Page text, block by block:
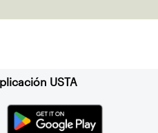
USTA